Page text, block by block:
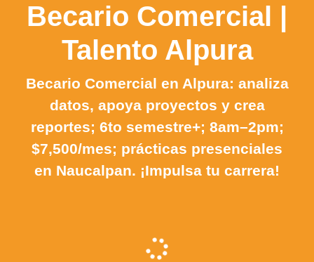
Becario Comercial |
Talento Alpura
Becario Comercial en Alpura: analiza
datos, apoya proyectos y crea
reportes; 6to semestre+; 8am–2pm;
$7,500/mes; prácticas presenciales
en Naucalpan. ¡Impulsa tu carrera!